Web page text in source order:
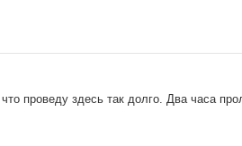
проведу здесь так долго. Два часа